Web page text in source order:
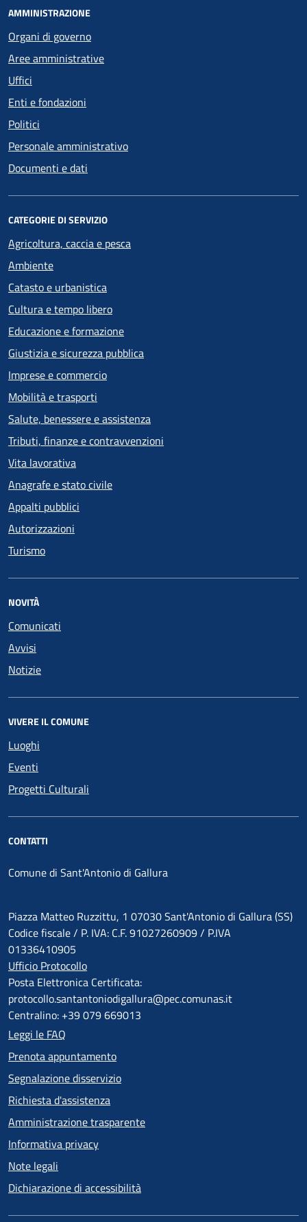
AMMINISTRAZIONE
Organi di governo
Aree amministrative
Uffici
Enti e fondazioni
Politici
Personale amministrativo
Documenti e dati
CATEGORIE DI SERVIZIO
Agricoltura, caccia e pesca
Ambiente
Catasto e urbanistica
Cultura e tempo libero
Educazione e formazione
Giustizia e sicurezza pubblica
Imprese e commercio
Mobilità e trasporti
Salute, benessere e assistenza
Tributi, finanze e contravvenzioni
Vita lavorativa
Anagrafe e stato civile
Appalti pubblici
Autorizzazioni
Turismo
NOVITÀ
Comunicati
Avvisi
Notizie
VIVERE IL COMUNE
Luoghi
Eventi
Progetti Culturali
CONTATTI
Comune di Sant'Antonio di Gallura
Piazza Matteo Ruzzittu, 1 07030 Sant'Antonio di Gallura (SS)
Codice fiscale / P. IVA: C.F. 91027260909 / P.IVA
01336410905
Ufficio Protocollo
Posta Elettronica Certificata:
protocollo.santantoniodigallura@pec.comunas.it
Centralino: +39 079 669013
Leggi le FAQ
Prenota appuntamento
Segnalazione disservizio
Richiesta d'assistenza
Amministrazione trasparente
Informativa privacy
Note legali
Dichiarazione di accessibilità